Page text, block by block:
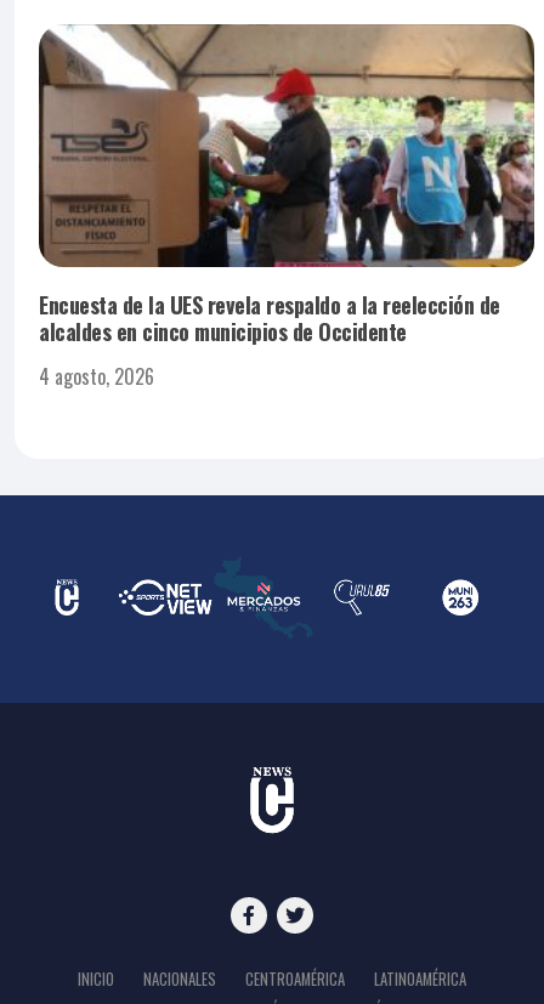
Encuesta de la UES revela respaldo a la reelección de
alcaldes en cinco municipios de Occidente
4 agosto, 2026
INICIO NACIONALES CENTROAMÉRICA
LATINOAMÉRICA